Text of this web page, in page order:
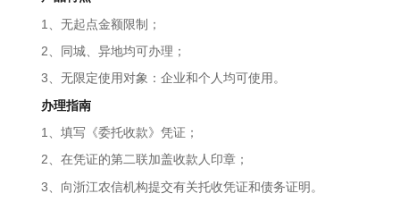
1、无起点金额限制；
2、同城、异地均可办理；
3、无限定使用对象：企业和个人均可使用。
办理指南
1、填写《委托收款》凭证；
2、在凭证的第二联加盖收款人印章；
3、向浙江农信机构提交有关托收凭证和债务证明。